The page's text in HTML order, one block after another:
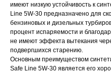
имеют низкую устойчивость к
Line 5W-30 предназначено для
бензиновых и дизельных
процент испаряемости и
не имеют эффекта вытекания
подвергшихся старению.
Основным преимуществом
Safe Line 5W-30 является его